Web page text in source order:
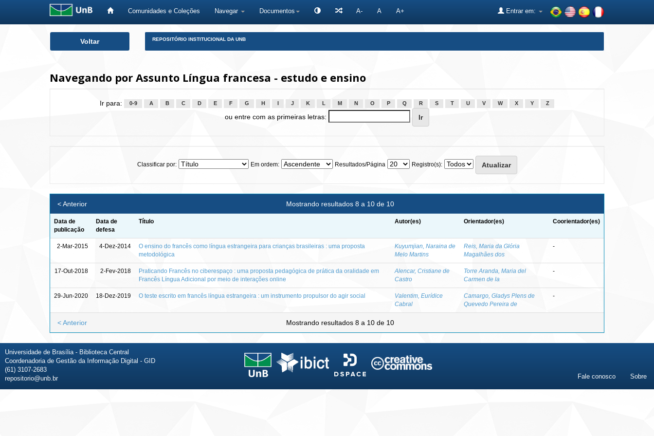
Comunidades e Coleções Navegar Documentos A- A A+ Entrar em:
Voltar REPOSITÓRIO INSTITUCIONAL DA UNB
Navegando por Assunto Língua francesa - estudo e ensino
Ir para: 0-9 A B C D E F G H J K L M N O P Q R S T U V W X Y Z
ou entre com as primeiras letras:
Classificar por: Em ordem: Resultados/Página Registro(s):
Mostrando resultados 8 a 10 de 10
< Anterior
Data de
publicação
Data de
defesa
Título Autor(es) Orientador(es) Coorientador(es)
2-Mar-2015 4-Dez-2014
O ensino do francês como língua estrangeira para crianças brasileiras : uma proposta
metodológica
Kuyumjian, Naraina de
Melo Martins
Reis, Maria da Glória
Magalhães dos
-
17-Out-2018 2-Fev-2018
Praticando Francês no ciberespaço : uma proposta pedagógica de prática da oralidade em
Francês Língua Adicional por meio de interações online
Alencar, Cristiane de
Castro
Torre Aranda, Maria del
Carmen de la
-
29-Jun-2020 18-Dez-2019 O teste escrito em francês língua estrangeira : um instrumento propulsor do agir social
Valentim, Eurídice
Cabral
Camargo, Gladys Plens de
Quevedo Pereira de
-
Mostrando resultados 8 a 10 de 10
< Anterior
Universidade de Brasília - Biblioteca Central
Coordenadoria de Gestão da Informação Digital - GID
(61) 3107-2683
repositorio@unb.br
Fale conosco Sobre